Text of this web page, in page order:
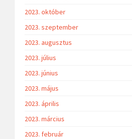
2023. október
2023. szeptember
2023. augusztus
2023. július
2023. június
2023. május
2023. április
2023. március
2023. február